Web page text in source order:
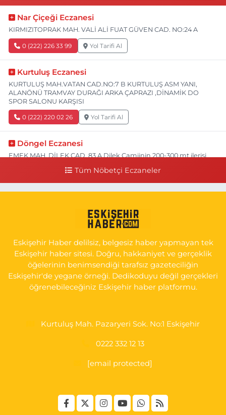
Nar Çiçeği Eczanesi
KIRMIZITOPRAK MAH. VALİ ALİ FUAT GÜVEN CAD. NO:24 A
0 (222) 226 33 99 Yol Tarifi Al
Kurtuluş Eczanesi
KURTULUŞ MAH.VATAN CAD.NO:7 B KURTULUŞ ASM YANI,
ALANÖNÜ TRAMVAY DURAĞI ARKA ÇAPRAZI ,DİNAMİK DO
SPOR SALONU KARŞISI
0 (222) 220 02 26 Yol Tarifi Al
Döngel Eczanesi
EMEK MAH. DİLEK CAD. 83 A Dilek Camiinin 200-300 mt ilerisi
İSTİKLAL MAH. ŞAİR FUZULİ CAD. NO:35 A HAVA HASTANESİ
KARŞI KÖŞESİ ŞAİR FUZULİ AİLE SAĞLIĞI MERKEZİ KARŞISI
0 (222) 230 11 31 Yol Tarifi Al
Tüm Nöbetçi Eczaneler
Eskişehir Haber delilsiz, belgesiz haber yapmayan tek
Eskişehir haber sitesi. Doğru, hakkaniyet ve gerçeklik
öğelerinin benimsendiği tarafsız gazeteciliğin
Eskişehir'de yegane örneği. Dedikoduyu değil gerçekleri
öğrenebileceğiniz Eskişehir haber platformu.
Kurtuluş Mah. Pazaryeri Sok. No:1 Eskişehir
0222 332 12 13
[email protected]